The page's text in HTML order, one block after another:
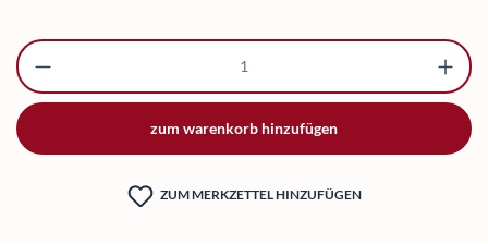
Produkt Anzahl: Gib den gewünschten Wert
zum warenkorb hinzufügen
ZUM MERKZETTEL HINZUFÜGEN